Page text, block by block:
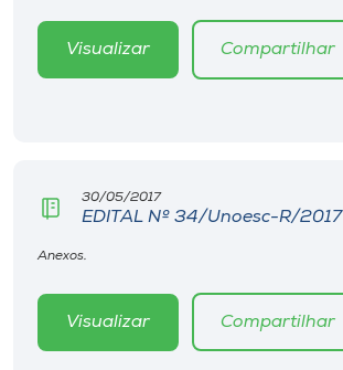
Rádio
o idioma
Visualizar Compartilhar
30/05/2017
EDITAL Nº 34/Unoesc-R/2017
Anexos.
Visualizar Compartilhar